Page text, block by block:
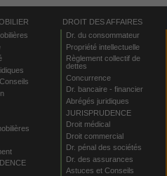
DROIT DES AFFAIRES
Dr. du consommateur
Propriété intellectuelle
Règlement collectif de
dettes
Concurrence
Dr. bancaire - financier
Abrégés juridiques
JURISPRUDENCE
Droit médical
Droit commercial
Dr. pénal des sociétés
Dr. des assurances
Astuces et Conseils